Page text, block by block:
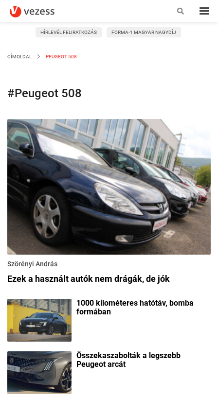
HÍRLEVÉL FELIRATKOZÁS FORMA-1 MAGYAR NAGYDÍJ
CÍMOLDAL PEUGEOT 508
#Peugeot 508
Szörényi András
Ezek a használt autók nem drágák, de jók
1000 kilométeres hatótáv, bomba
formában
Összekaszabolták a legszebb
Peugeot arcát